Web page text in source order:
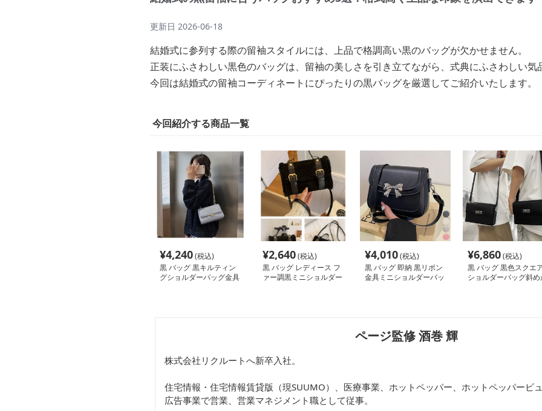
更新日 2026-06-18
結婚式に参列する際の留袖スタイルには、上品で格調高い黒のバッグが欠かせません。
正装にふさわしい黒色のバッグは、留袖の美しさを引き立てながら、式典にふさわしい気
今回は結婚式の留袖コーディネートにぴったりの黒バッグを厳選してご紹介いたします。
今回紹介する商品一覧
¥4,240(税込)
黒 バッグ 黒キルティン
グショルダーバッグ金具
¥2,640(税込)
黒 バッグ レディース フ
ァー調黒ミニショルダー
¥4,010(税込)
黒 バッグ 即納 黒リボン
金具ミニショルダーバッ
¥6,860(税込)
黒 バッグ 黒色スクエ
ショルダーバッグ斜め
ページ監修 酒巻 輝
株式会社リクルートへ新卒入社。
住宅情報・住宅情報賃貸版（現SUUMO）、医療事業、ホットペッパー、ホットペッパービ
広告事業で営業、営業マネジメント職として従事。